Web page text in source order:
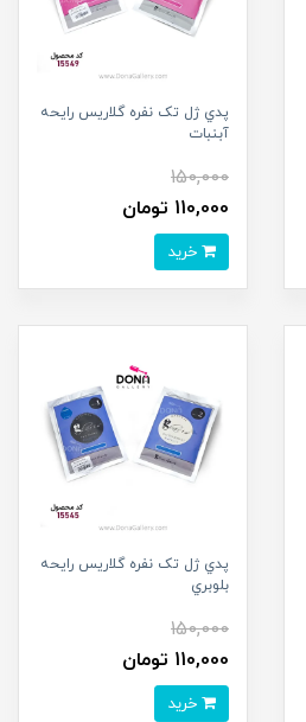
پدي ژل تک نفره گلاريس رايحه
آبنبات
150,000
110,000 تومان
پدي ژل تک نفره گلاريس رايحه
بلوبري
150,000
110,000 تومان